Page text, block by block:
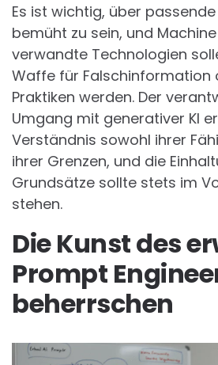
Es ist wichtig, über
bemüht zu sein, und
verwandte Technologien
Waffe für Falschinformation
Praktiken werden. Der
Umgang mit generativer KI
Verständnis sowohl ihrer
ihrer Grenzen, und die
Grundsätze sollte stets im
stehen.
Die Kunst des
Prompt
beherrschen